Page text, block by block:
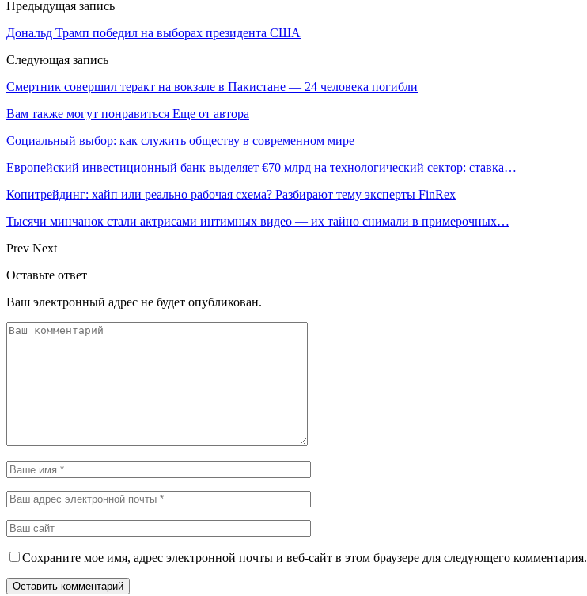
Предыдущая запись
Дональд Трамп победил на выборах президента США
Следующая запись
Смертник совершил теракт на вокзале в Пакистане — 24 человека погибли
Вам также могут понравиться Еще от автора
Социальный выбор: как служить обществу в современном мире
Европейский инвестиционный банк выделяет €70 млрд на технологический сектор: ставка…
Копитрейдинг: хайп или реально рабочая схема? Разбирают тему эксперты FinRex
Тысячи минчанок стали актрисами интимных видео — их тайно снимали в примерочных…
Prev Next
Оставьте ответ
Ваш электронный адрес не будет опубликован.
Сохраните мое имя, адрес электронной почты и веб-сайт в этом браузере для следующего комментария.